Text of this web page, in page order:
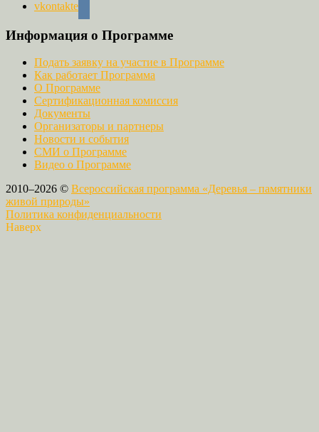
vkontakte
Информация о Программе
Подать заявку на участие в Программе
Как работает Программа
О Программе
Сертификационная комиссия
Документы
Организаторы и партнеры
Новости и события
СМИ о Программе
Видео о Программе
2010–2026 © Всероссийская программа «Деревья – памятники
живой природы»
Политика конфиденциальности
Наверх